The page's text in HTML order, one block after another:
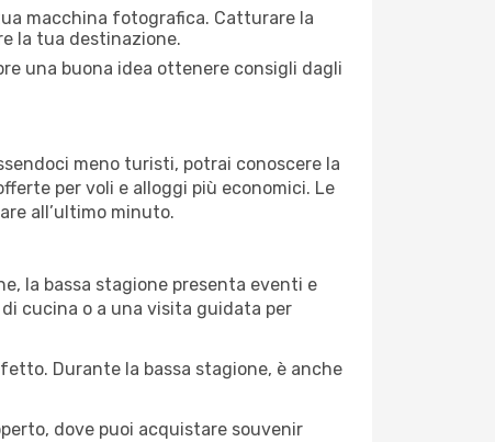
macchina fotografica. Catturare la
la tua destinazione.
una buona idea ottenere consigli dagli
meno turisti, potrai conoscere la
per voli e alloggi più economici. Le
all’ultimo minuto.
la bassa stagione presenta eventi e
cucina o a una visita guidata per
Durante la bassa stagione, è anche
dove puoi acquistare souvenir